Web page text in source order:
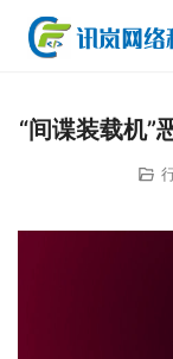
“间谍装载机